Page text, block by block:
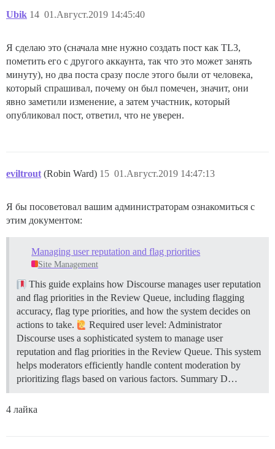
Ubik 01.Август.2019 14:45:40
14
Я сделаю это (сначала мне нужно создать пост как TL3,
пометить его с другого аккаунта, так что это может занять
минуту), но два поста сразу после этого были от человека,
который спрашивал, почему он был помечен, значит, они
явно заметили изменение, а затем участник, который
опубликовал пост, ответил, что не уверен.
eviltrout (Robin Ward) 01.Август.2019 14:47:13
15
Я бы посоветовал вашим администраторам ознакомиться с
этим документом:
Managing user reputation and flag priorities
Site Management
This guide explains how Discourse manages user reputation
and flag priorities in the Review Queue, including flagging
accuracy, flag type priorities, and how the system decides on
actions to take.
Required user level: Administrator
Discourse uses a sophisticated system to manage user
reputation and flag priorities in the Review Queue. This system
helps moderators efficiently handle content moderation by
prioritizing flags based on various factors. Summary D…
4 лайка